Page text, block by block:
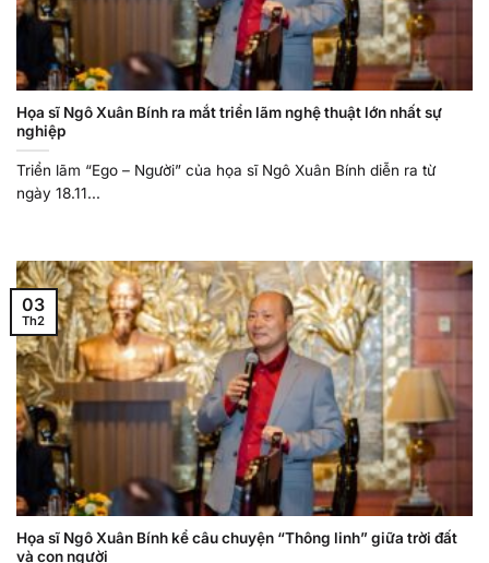
Họa sĩ Ngô Xuân Bính ra mắt triển lãm nghệ thuật lớn nhất sự
nghiệp
Triển lãm “Ego – Người” của họa sĩ Ngô Xuân Bính diễn ra từ
ngày 18.11...
Họa sĩ Ngô Xuân Bính kể câu chuyện “Thông linh” giữa trời đất
và con người
03
Th2